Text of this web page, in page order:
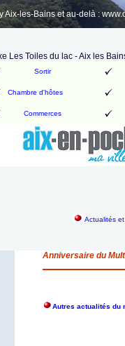
Aix-les-Bains et au-delà :
Les Toiles du lac - Aix les
Sortir
Chambre d'hôtes
Commerces
Actualités
Anniversaire du
Autres actualités du